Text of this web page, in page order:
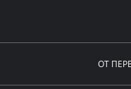
ОТ